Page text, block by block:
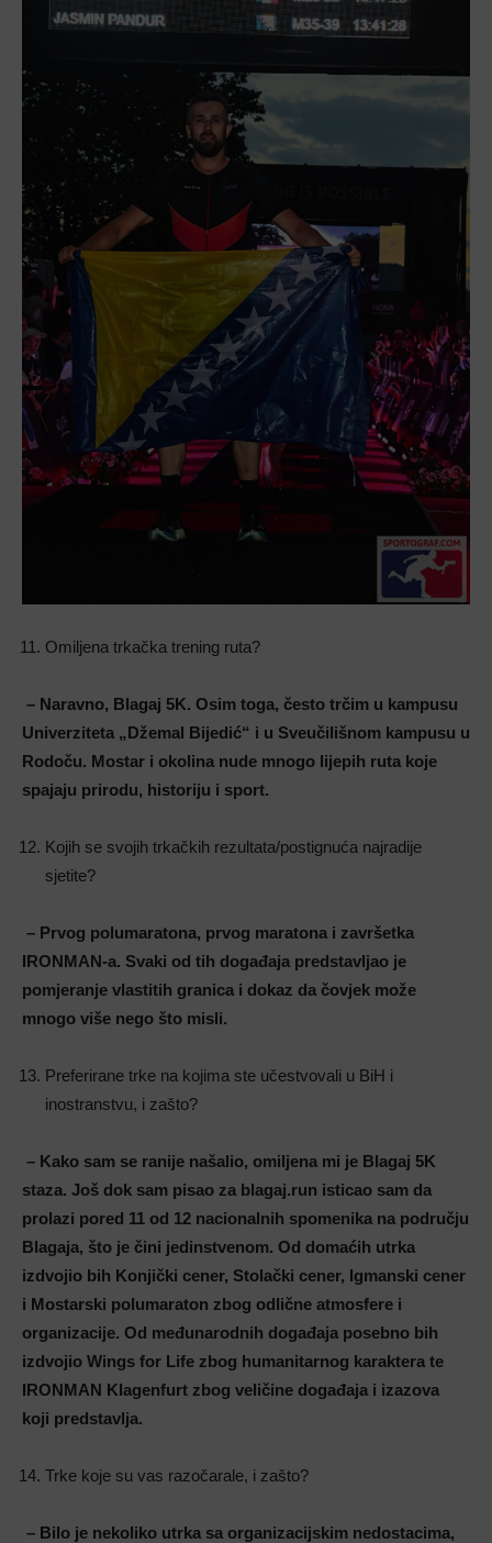
Omiljena trkačka trening ruta?
– Naravno, Blagaj 5K. Osim toga, često trčim u kampusu
Univerziteta „Džemal Bijedić“ i u Sveučilišnom kampusu u
Rodoču. Mostar i okolina nude mnogo lijepih ruta koje
spajaju prirodu, historiju i sport.
Kojih se svojih trkačkih rezultata/postignuća najradije
sjetite?
– Prvog polumaratona, prvog maratona i završetka
IRONMAN-a. Svaki od tih događaja predstavljao je
pomjeranje vlastitih granica i dokaz da čovjek može
mnogo više nego što misli.
Preferirane trke na kojima ste učestvovali u BiH i
inostranstvu, i zašto?
– Kako sam se ranije našalio, omiljena mi je Blagaj 5K
staza. Još dok sam pisao za blagaj.run isticao sam da
prolazi pored 11 od 12 nacionalnih spomenika na području
Blagaja, što je čini jedinstvenom. Od domaćih utrka
izdvojio bih Konjički cener, Stolački cener, Igmanski cener
i Mostarski polumaraton zbog odlične atmosfere i
organizacije. Od međunarodnih događaja posebno bih
izdvojio Wings for Life zbog humanitarnog karaktera te
IRONMAN Klagenfurt zbog veličine događaja i izazova
koji predstavlja.
Trke koje su vas razočarale, i zašto?
– Bilo je nekoliko utrka sa organizacijskim nedostacima,